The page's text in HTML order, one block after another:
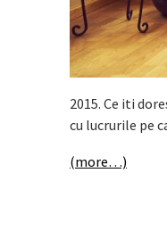
2015. Ce iti
cu lucrurile pe
(more…)